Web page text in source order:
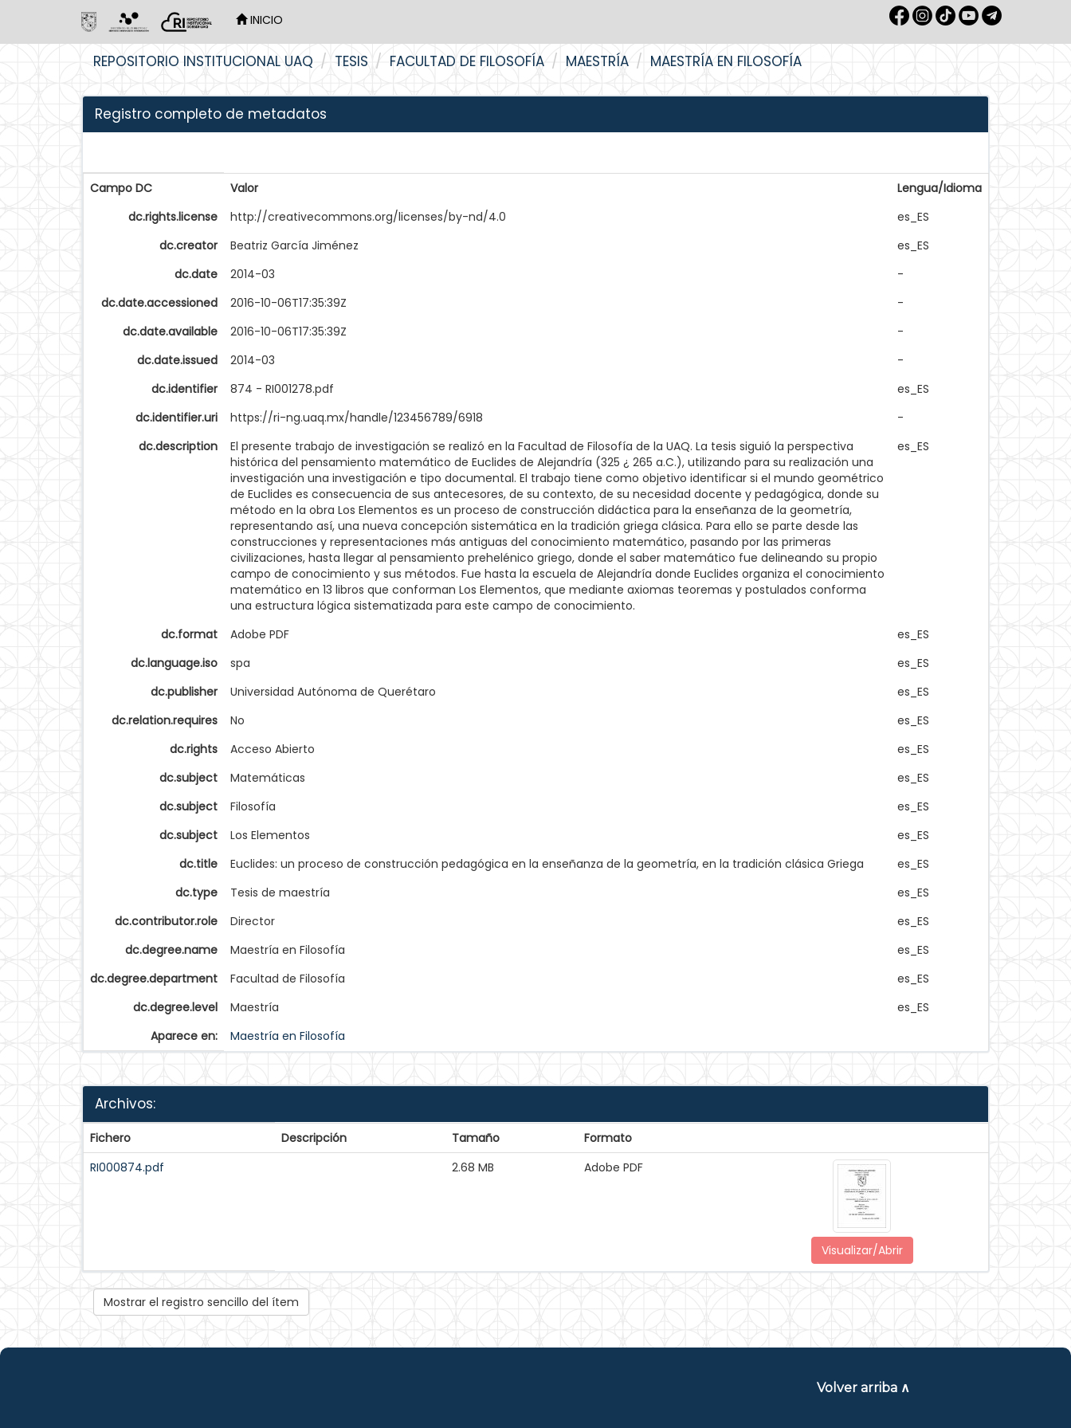
INICIO
REPOSITORIO INSTITUCIONAL UAQ TESIS FACULTAD DE FILOSOFÍA MAESTRÍA MAESTRÍA EN FILOSOFÍA
Registro completo de metadatos
Campo DC Valor
Lengua/Idioma
dc.rights.license
http://creativecommons.org/licenses/by-nd/4.0
es_ES
dc.creator
Beatriz García Jiménez
es_ES
dc.date
2014-03
-
dc.date.accessioned
2016-10-06T17:35:39Z
-
dc.date.available
2016-10-06T17:35:39Z
-
dc.date.issued
2014-03
-
dc.identifier
874 - RI001278.pdf
es_ES
dc.identifier.uri
https://ri-ng.uaq.mx/handle/123456789/6918
-
dc.description
El presente trabajo de investigación se realizó en la Facultad de Filosofía de la UAQ. La tesis siguió la perspectiva
histórica del pensamiento matemático de Euclides de Alejandría (325 ¿ 265 a.C.), utilizando para su realización una
investigación una investigación e tipo documental. El trabajo tiene como objetivo identificar si el mundo geométrico
de Euclides es consecuencia de sus antecesores, de su contexto, de su necesidad docente y pedagógica, donde su
método en la obra Los Elementos es un proceso de construcción didáctica para la enseñanza de la geometría,
representando así, una nueva concepción sistemática en la tradición griega clásica. Para ello se parte desde las
construcciones y representaciones más antiguas del conocimiento matemático, pasando por las primeras
civilizaciones, hasta llegar al pensamiento prehelénico griego, donde el saber matemático fue delineando su propio
campo de conocimiento y sus métodos. Fue hasta la escuela de Alejandría donde Euclides organiza el conocimiento
matemático en 13 libros que conforman Los Elementos, que mediante axiomas teoremas y postulados conforma
una estructura lógica sistematizada para este campo de conocimiento.
es_ES
dc.format Adobe PDF
es_ES
dc.language.iso
spa
es_ES
dc.publisher
Universidad Autónoma de Querétaro
es_ES
dc.relation.requires
No
es_ES
dc.rights
Acceso Abierto
es_ES
dc.subject
Matemáticas
es_ES
dc.subject
Filosofía
es_ES
dc.subject
Los Elementos
es_ES
dc.title
Euclides: un proceso de construcción pedagógica en la enseñanza de la geometría, en la tradición clásica Griega
es_ES
dc.type
Tesis de maestría
es_ES
dc.contributor.role
Director
es_ES
dc.degree.name
Maestría en Filosofía
es_ES
dc.degree.department
Facultad de Filosofía
es_ES
dc.degree.level
Maestría
es_ES
Aparece en:
Maestría en Filosofía
Archivos:
Fichero Descripción Tamaño
Formato
RI000874.pdf
2.68 MB Adobe PDF
Visualizar/Abrir
Mostrar el registro sencillo del ítem
Volver arriba ∧